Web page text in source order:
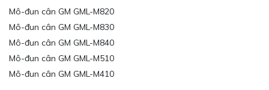
Mô-đun cân GM GML-M820
Mô-đun cân GM GML-M830
Mô-đun cân GM GML-M840
Mô-đun cân GM GML-M510
Mô-đun cân GM GML-M410